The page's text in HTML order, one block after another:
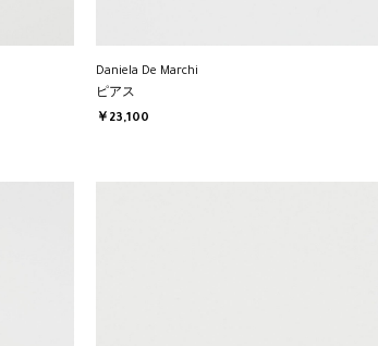
Daniela De Marchi
ピアス
￥23,100